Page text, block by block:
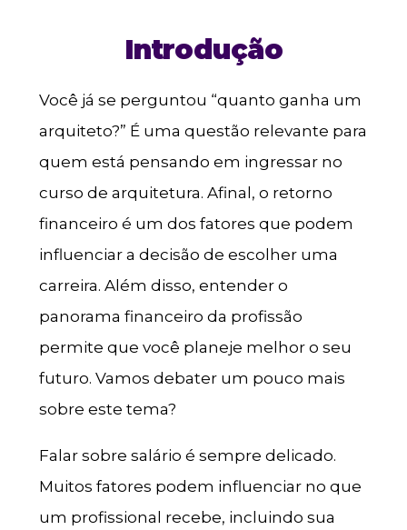
Introdução
Você já se perguntou “quanto ganha um
arquiteto?” É uma questão relevante para
quem está pensando em ingressar no
curso de arquitetura. Afinal, o retorno
financeiro é um dos fatores que podem
influenciar a decisão de escolher uma
carreira. Além disso, entender o
panorama financeiro da profissão
permite que você planeje melhor o seu
futuro. Vamos debater um pouco mais
sobre este tema?
Falar sobre salário é sempre delicado.
Muitos fatores podem influenciar no que
um profissional recebe, incluindo sua